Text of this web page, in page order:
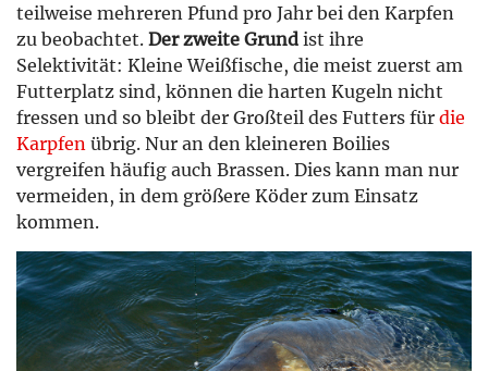
teilweise mehreren Pfund pro Jahr bei den Karpfen
zu beobachtet. Der zweite Grund ist ihre
Selektivität: Kleine Weißfische, die meist zuerst am
Futterplatz sind, können die harten Kugeln nicht
fressen und so bleibt der Großteil des Futters für die
Karpfen übrig. Nur an den kleineren Boilies
vergreifen häufig auch Brassen. Dies kann man nur
vermeiden, in dem größere Köder zum Einsatz
kommen.